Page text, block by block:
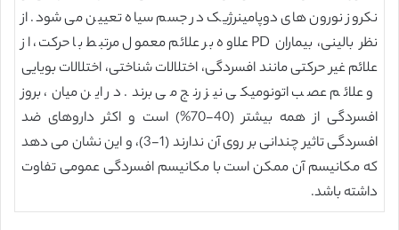
نکروز نورون های دوپامینرژیک در جسم سیاه تعیین می شود. از
نظر بالینی، بیماران PD علاوه بر علائم معمول مرتبط با حرکت، از
علائم غیر حرکتی مانند افسردگی، اختلالات شناختی، اختلالات بویایی
و علائم عصب اتونومیکی نیز رنج می برند. در این میان، بروز
افسردگی از همه بیشتر (40-70%) است و اکثر داروهای ضد
افسردگی تاثیر چندانی بر روی آن ندارند (1-3)، و این نشان می دهد
که مکانیسم آن ممکن است با مکانیسم افسردگی عمومی تفاوت
داشته باشد.